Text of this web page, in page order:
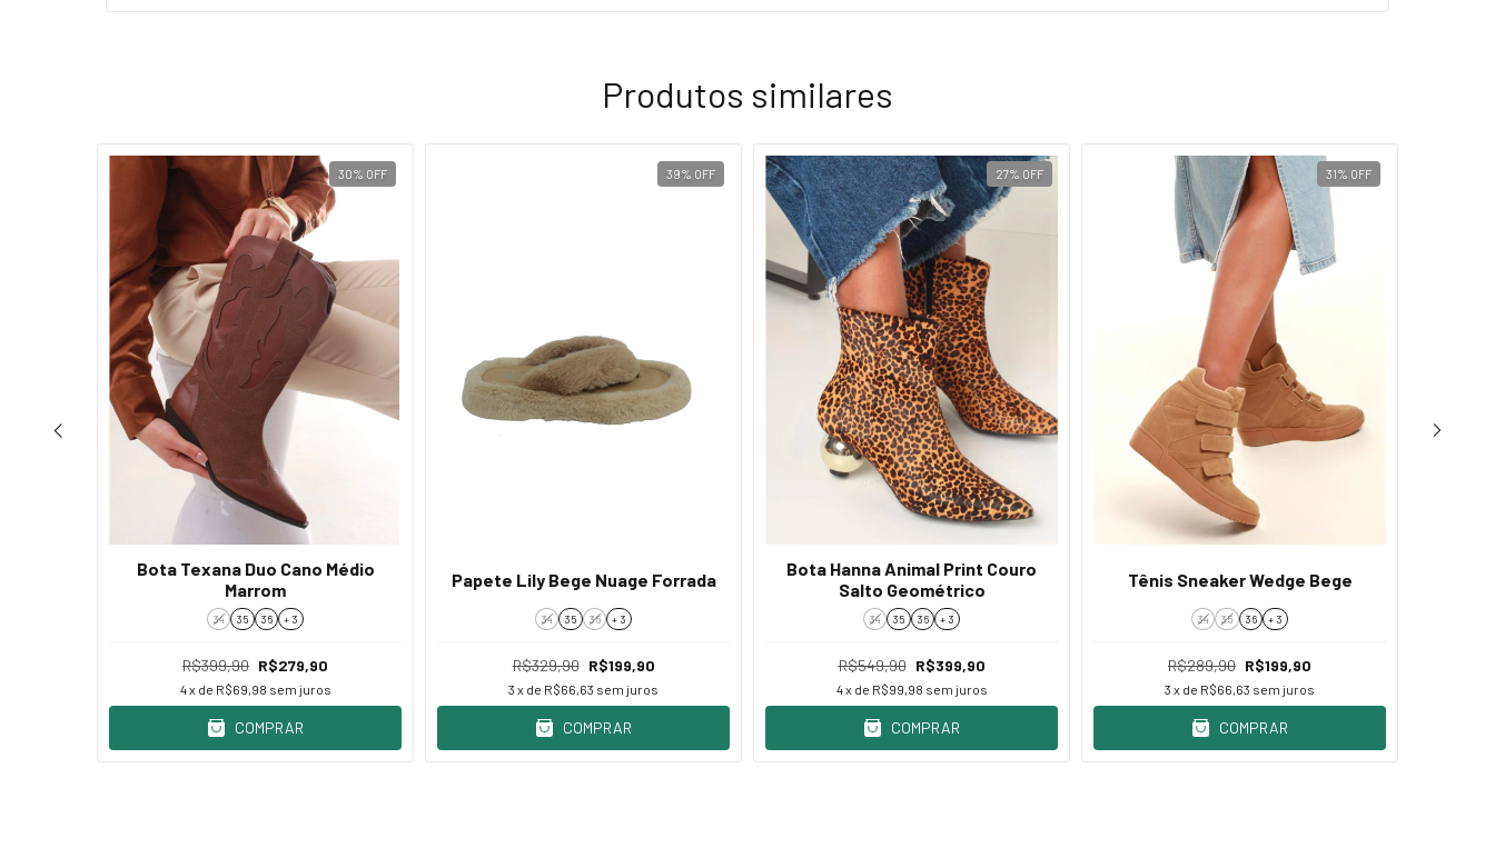
Produtos similares
30% OFF
Bota Texana Duo Cano Médio
Marrom
34 35 36 + 3
R$399,90 R$279,90
4x de R$69,98 sem juros
COMPRAR
39% OFF
Papete Lily Bege Nuage Forrada
34 35 36 + 3
R$329,90 R$199,90
3 x de R$66,63 sem juros
COMPRAR
27% OFF
Bota Hanna Animal Print Couro
Salto Geométrico
34 35 36 + 3
R$549,90 R$399,90
4x de R$99,98 sem juros
COMPRAR
31% OFF
Tênis Sneaker Wedge Bege
34 35 36 + 3
R$289,90 R$199,90
3 x de R$66,63 sem juros
COMPRAR